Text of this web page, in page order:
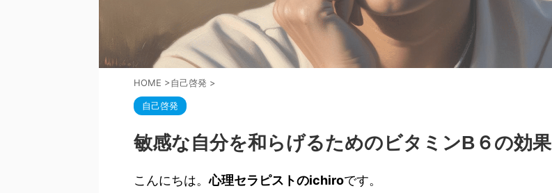
HOME >自己啓発 >
自己啓発
敏感な自分を和らげるためのビタミンB６の効果
こんにちは。心理セラピストのichiroです。